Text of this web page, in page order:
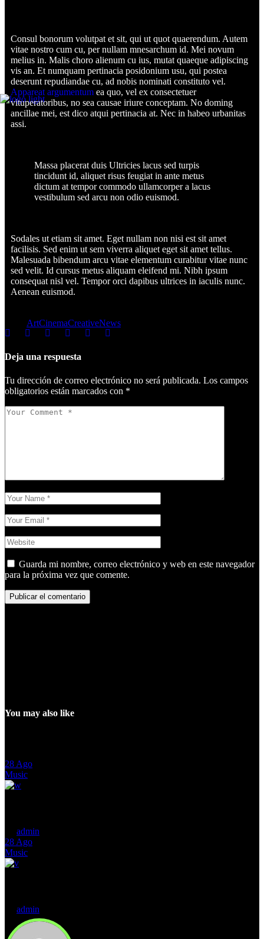
Consul bonorum volutpat et sit, qui ut quot quaerendum. Autem
vitae nostro cum cu, per nullam mnesarchum id. Mei novum
melius in. Malis choro alienum cu ius, mutat quaeque adipiscing
vis an. Et numquam pertinacia posidonium usu, qui postea
deserunt repudiandae cu, ad nobis nominati constituto vel.
Appareat argumentum ea quo, vel ex consectetuer
vituperatoribus, no sea causae iriure conceptam. No doming
ancillae mei, est dico atqui pertinacia at. Nec in habeo urbanitas
assi.
Massa placerat duis Ultricies lacus sed turpis
tincidunt id, aliquet risus feugiat in ante metus
dictum at tempor commodo ullamcorper a lacus
vestibulum sed arcu non odio euismod.
Sodales ut etiam sit amet. Eget nullam non nisi est sit amet
facilisis. Sed enim ut sem viverra aliquet eget sit amet tellus.
Malesuada bibendum arcu vitae elementum curabitur vitae nunc
sed velit. Id cursus metus aliquam eleifend mi. Nibh ipsum
consequat nisl vel. Tempor orci dapibus ultrices in iaculis nunc.
Aenean euismod.
ArtCinemaCreativeNews
Deja una respuesta
Tu dirección de correo electrónico no será publicada. Los campos
obligatorios están marcados con *
Guarda mi nombre, correo electrónico y web en este navegador
para la próxima vez que comente.
Publicar el comentario
Publicar el comentario
You may also like
28 Ago
Music
admin
28 Ago
Music
admin